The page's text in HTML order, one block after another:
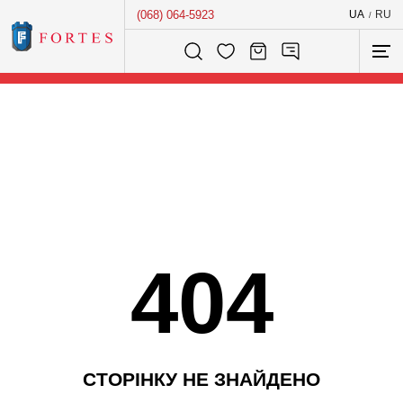
(068) 064-5923 UA / RU
Розумний пошук...
404
СТОРІНКУ НЕ ЗНАЙДЕНО